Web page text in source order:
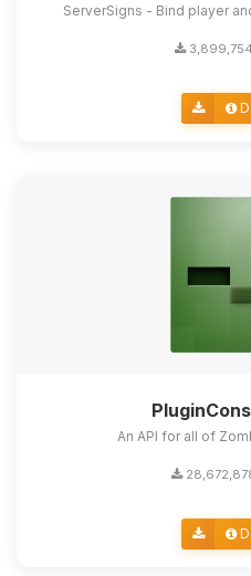
ServerSigns - Bind player
An API for all of